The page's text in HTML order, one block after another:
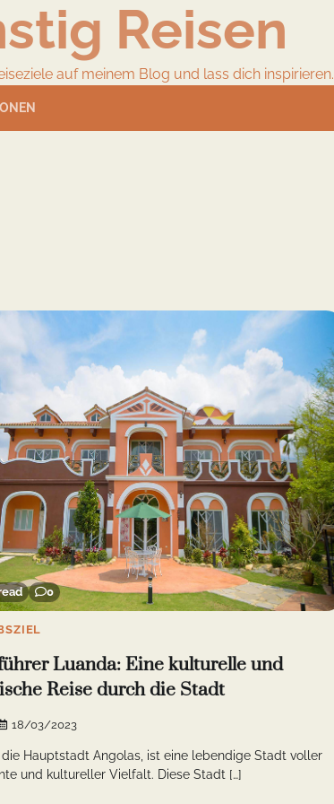
Reisen
auf meinem Blog und lass dich inspirieren.
0
Luanda: Eine kulturelle und
Reise durch die Stadt
18/03/2023
die Hauptstadt Angolas, ist eine lebendige Stadt voller
und kultureller Vielfalt. Diese Stadt […]